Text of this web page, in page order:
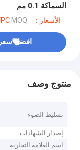
السماكة 0.1 مم
الأسعار：USD 1-200/PC MOQ：حاسب شخصي 1
افضل سعر
منتوج وصف
تسليط الضوء
إصدار الشهادات
اسم العلامة التجارية